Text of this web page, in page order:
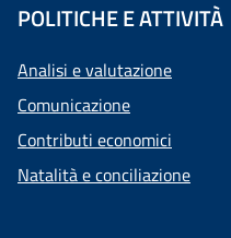
POLITICHE E ATTIVITÀ
Analisi e valutazione
Comunicazione
Contributi economici
Natalità e conciliazione